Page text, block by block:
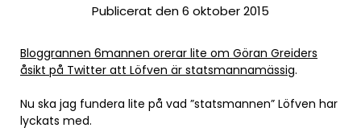
Publicerat den 6 oktober 2015
Bloggrannen 6mannen orerar lite om Göran Greiders
åsikt på Twitter att Löfven är statsmannamässig.
Nu ska jag fundera lite på vad ”statsmannen” Löfven har
lyckats med.